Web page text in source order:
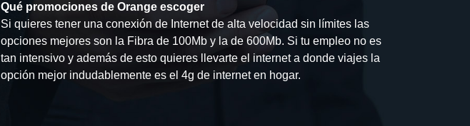
Qué promociones de Orange escoger
Si quieres tener una conexión de Internet de alta velocidad sin límites las
opciones mejores son la Fibra de 100Mb y la de 600Mb. Si tu empleo no es
tan intensivo y además de esto quieres llevarte el internet a donde viajes la
opción mejor indudablemente es el 4g de internet en hogar.